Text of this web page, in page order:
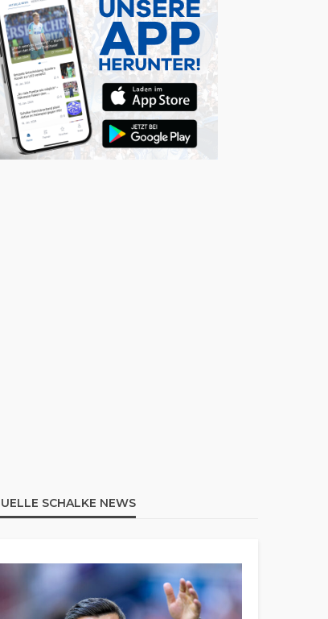
SCHALKE NEWS